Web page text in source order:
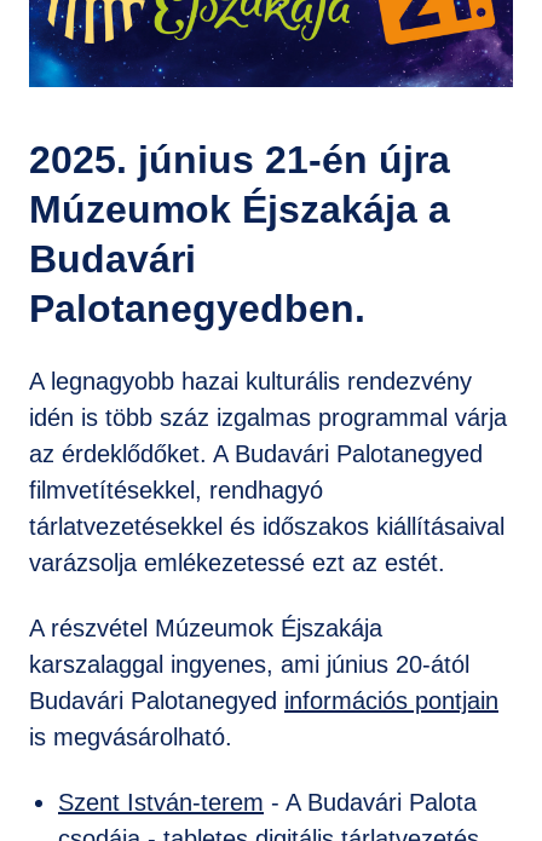
GYIK
2025. június 21-én újra
Múzeumok Éjszakája a
Budavári
Palotanegyedben.
A legnagyobb hazai kulturális rendezvény
idén is több száz izgalmas programmal várja
az érdeklődőket. A Budavári Palotanegyed
filmvetítésekkel, rendhagyó
tárlatvezetésekkel és időszakos kiállításaival
varázsolja emlékezetessé ezt az estét.
A részvétel Múzeumok Éjszakája
karszalaggal ingyenes, ami június 20-ától
Budavári Palotanegyed információs pontjain
is megvásárolható.
Szent István-terem - A Budavári Palota